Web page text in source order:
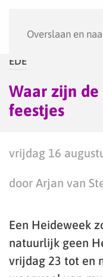
Overslaan en
EDE
Waar zijn
feestjes
vrijdag 16
door Arjan van
Een Heideweek
natuurlijk geen
vrijdag 23 tot en